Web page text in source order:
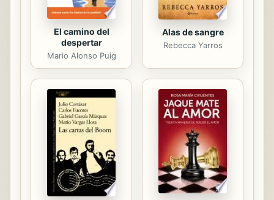
El camino del
despertar
Mario Alonso Puig
Alas de sangre
Rebecca Yarros